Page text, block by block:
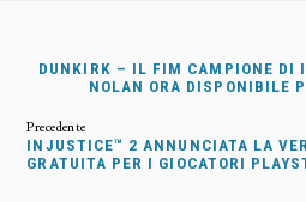
DUNKIRK – IL FIM CAMPIONE DI
NOLAN ORA DISPONIBILE
INJUSTICE™ 2 ANNUNCIATA LA
GRATUITA PER I GIOCATORI